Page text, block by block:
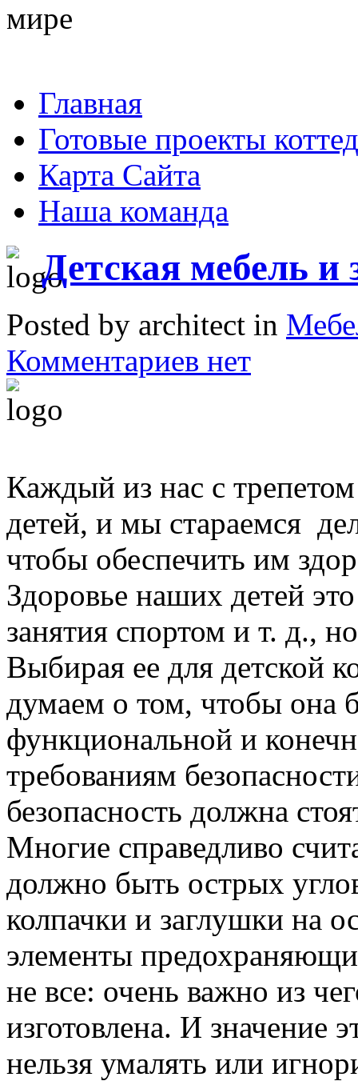
мире
Главная
Готовые проекты
Карта Сайта
Наша команда
Детская мебель и
Posted by architect in
Комментариев нет
Каждый из нас с
детей, и мы стараемся
чтобы обеспечить им
Здоровье наших детей
занятия спортом и т. д.,
Выбирая ее для детской
думаем о том, чтобы она
функциональной и
требованиям
безопасность должна
Многие справедливо
должно быть острых
колпачки и заглушки на
элементы
не все: очень важно из
изготовлена. И значение
нельзя умалять или